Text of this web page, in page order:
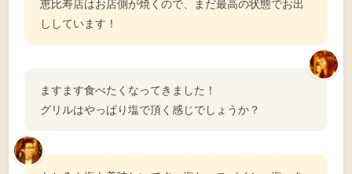
恵比寿店はお店側が焼くので、まだ最高の状態でお出
ししています！
ますます食べたくなってきました！
グリルはやっぱり塩で頂く感じでしょうか？